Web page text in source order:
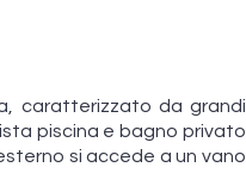
caratterizzato da grandi
piscina e bagno privato
si accede a un vano